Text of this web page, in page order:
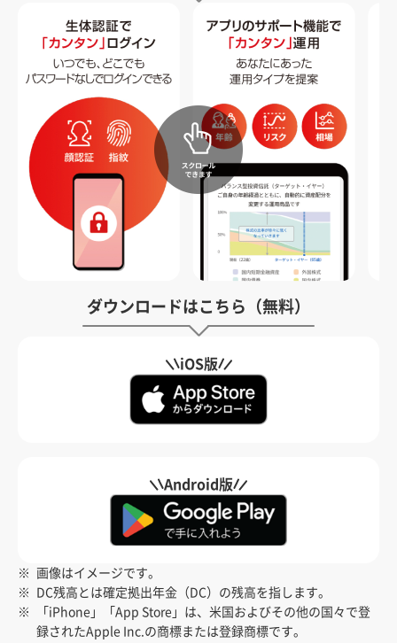
ダウンロードはこちら（無料）
iOS版
Android版
画像はイメージです。
DC残高とは確定拠出年金（DC）の残高を指します。
「iPhone」「App Store」は、米国およびその他の国々で登
録されたApple Inc.の商標または登録商標です。